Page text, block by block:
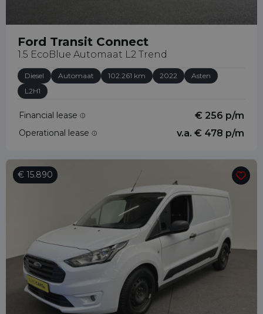
Ford Transit Connect
1.5 EcoBlue Automaat L2 Trend
Diesel Automaat 102.261 km 2022
Asten
L2H1
Financial lease € 256 p/m
Operational lease v.a. € 478 p/m
€ 15.890